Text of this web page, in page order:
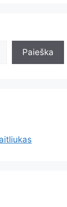
Paieška